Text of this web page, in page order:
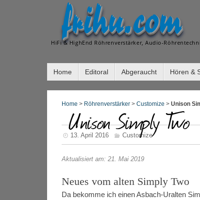
frihu.com
HiFi & HighEnd Röhrenverstärker, Audio-
Home Editoral Abgeraucht Hören &
Home > Röhrenverstärker > Customize > Unison
Unison Simply Two
13. April 2016 Customize
Aktualisiert am: 21. Mai 2019
Neues vom alten Simply Two
Da bekomme ich einen Asbach-Uralten